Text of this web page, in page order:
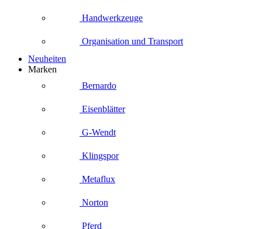
Handwerkzeuge
Organisation und Transport
Neuheiten
Marken
Bernardo
Eisenblätter
G-Wendt
Klingspor
Metaflux
Norton
Pferd